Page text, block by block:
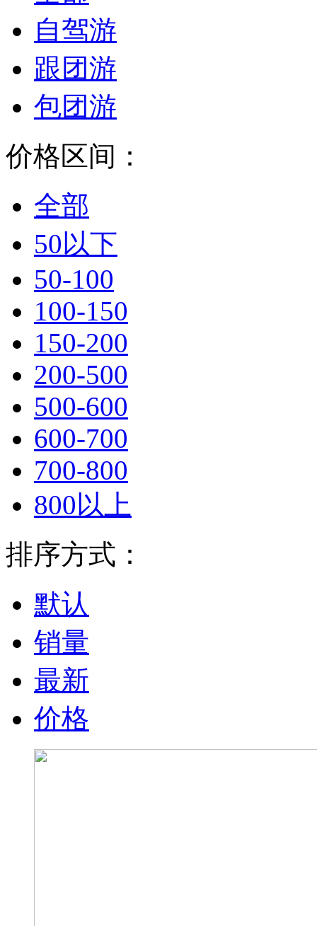
自驾游
跟团游
包团游
价格区间：
全部
50以下
50-100
100-150
150-200
200-500
500-600
600-700
700-800
800以上
排序方式：
默认
销量
最新
价格